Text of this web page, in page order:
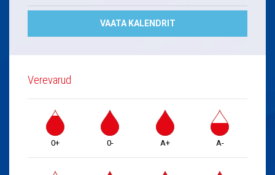
VAATA KALENDRIT
Verevarud
0+ 0- A+ A-